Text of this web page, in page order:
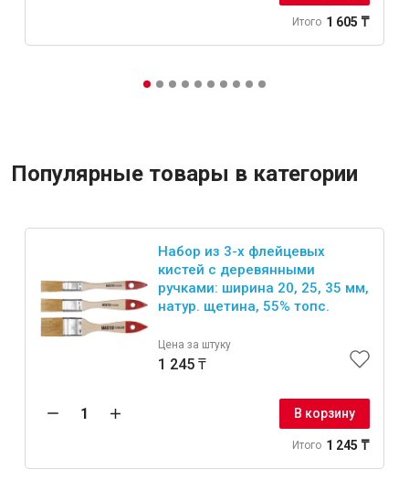
Итого 1 605 ₸
Популярные товары в категории
Набор из 3-х флейцевых
кистей с деревянными
ручками: ширина 20, 25, 35 мм,
натур. щетина, 55% топс.
Цена за штуку
1 245 ₸
В корзину
Итого 1 245 ₸